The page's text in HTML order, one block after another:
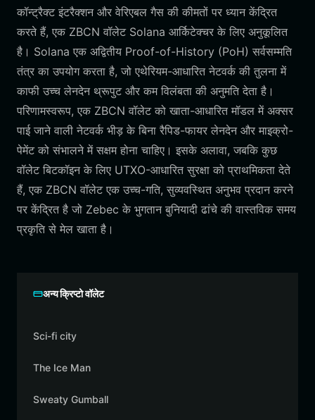
कॉन्ट्रैक्ट इंटरैक्शन और वेरिएबल गैस की कीमतों पर ध्यान केंद्रित
करते हैं, एक ZBCN वॉलेट Solana आर्किटेक्चर के लिए अनुकूलित
है। Solana एक अद्वितीय Proof-of-History (PoH) सर्वसम्मति
तंत्र का उपयोग करता है, जो एथेरियम-आधारित नेटवर्क की तुलना में
काफी उच्च लेनदेन थ्रूपुट और कम विलंबता की अनुमति देता है।
परिणामस्वरूप, एक ZBCN वॉलेट को खाता-आधारित मॉडल में अक्सर
पाई जाने वाली नेटवर्क भीड़ के बिना रैपिड-फायर लेनदेन और माइक्रो-
पेमेंट को संभालने में सक्षम होना चाहिए। इसके अलावा, जबकि कुछ
वॉलेट बिटकॉइन के लिए UTXO-आधारित सुरक्षा को प्राथमिकता देते
हैं, एक ZBCN वॉलेट एक उच्च-गति, सुव्यवस्थित अनुभव प्रदान करने
पर केंद्रित है जो Zebec के भुगतान बुनियादी ढांचे की वास्तविक समय
प्रकृति से मेल खाता है।
अन्य क्रिप्टो वॉलेट
Sci-fi city
The Ice Man
Sweaty Gumball